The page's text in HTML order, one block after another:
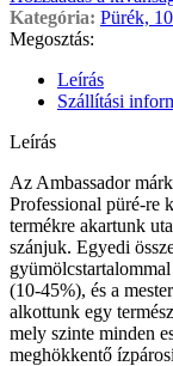
Kategória: Pürék,
Megosztás:
Leírás
Szállítási
Leírás
Az Ambassador
Professional püré-re
termékre akartunk
szánjuk. Egyedi
(10-45%), és a
alkottunk egy
mely szinte minden
meghökkentő